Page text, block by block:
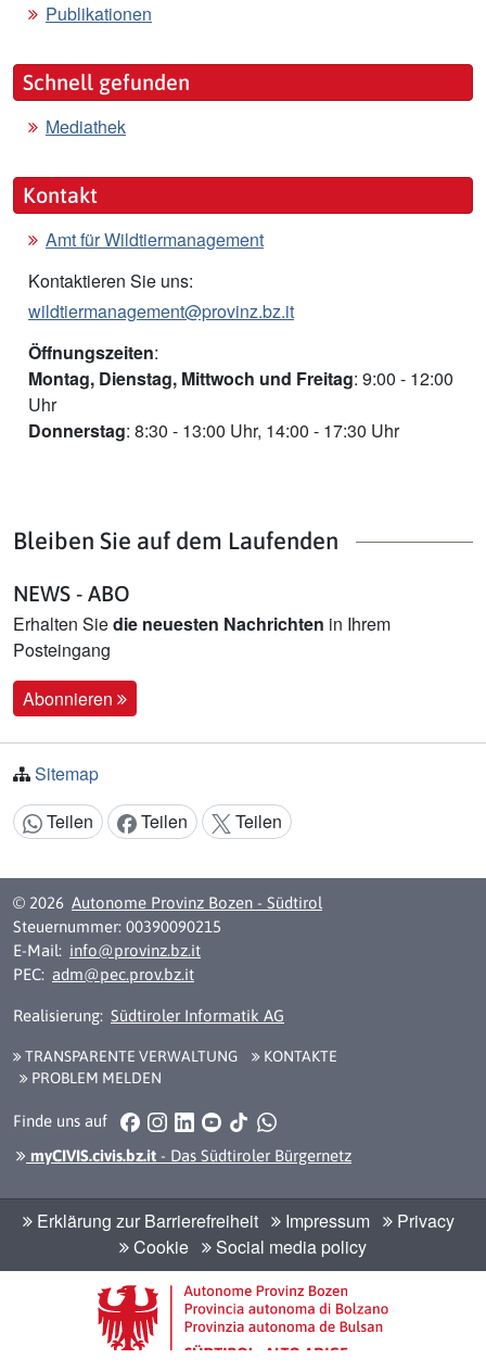
Publikationen
Schnell gefunden
Mediathek
Kontakt
Amt für Wildtiermanagement
Kontaktieren Sie uns:
wildtiermanagement@provinz.bz.it
Öffnungszeiten:
Montag, Dienstag, Mittwoch und Freitag: 9:00 - 12:00
Uhr
Donnerstag: 8:30 - 13:00 Uhr, 14:00 - 17:30 Uhr
Bleiben Sie auf dem Laufenden
NEWS - ABO
Erhalten Siedie neuesten Nachrichten in Ihrem
Posteingang
Abonnieren
Sitemap
Inhalt teilen:
Teilen Teilen Teilen
© 2026 Autonome Provinz Bozen - Südtirol
Steuernummer: 00390090215
E-Mail: info@provinz.bz.it
PEC: adm@pec.prov.bz.it
Realisierung: Südtiroler Informatik AG
TRANSPARENTE VERWALTUNG
KONTAKTE
PROBLEM MELDEN
Finde uns auf Facebook
Instagram
LinkedInYouTube
TikTokWhatsApp
myCIVIS.civis.bz.it - Das Südtiroler Bürgernetz
Erklärung zur Barrierefreiheit Impressum
Privacy
Cookie
Social media policy